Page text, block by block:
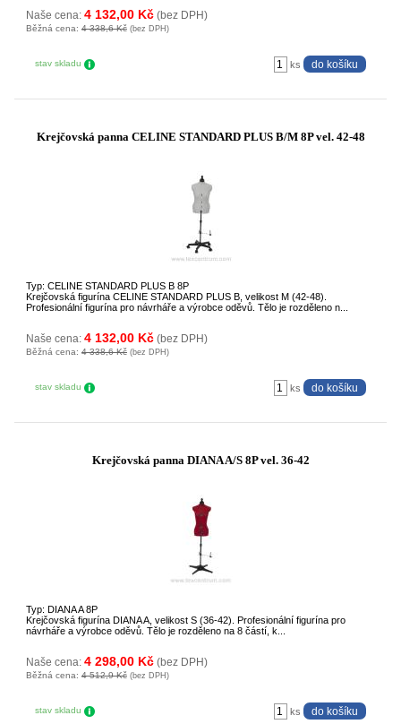
Naše cena: 4 132,00 Kč (bez DPH)
Běžná cena: 4 338,6 Kč (bez DPH)
stav skladu ks
Krejčovská panna CELINE STANDARD PLUS B/M 8P vel. 42-48
Typ: CELINE STANDARD PLUS B 8P
Krejčovská figurína CELINE STANDARD PLUS B, velikost M (42-48).
Profesionální figurína pro návrháře a výrobce oděvů. Tělo je rozděleno n...
Naše cena: 4 132,00 Kč (bez DPH)
Běžná cena: 4 338,6 Kč (bez DPH)
stav skladu ks
Krejčovská panna DIANA A/S 8P vel. 36-42
Typ: DIANA A 8P
Krejčovská figurína DIANA A, velikost S (36-42). Profesionální figurína pro
návrháře a výrobce oděvů. Tělo je rozděleno na 8 částí, k...
Naše cena: 4 298,00 Kč (bez DPH)
Běžná cena: 4 512,9 Kč (bez DPH)
stav skladu ks